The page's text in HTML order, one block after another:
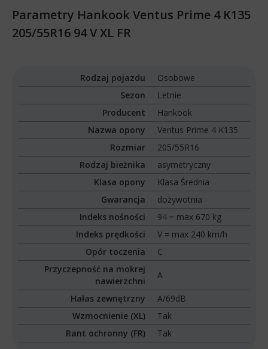
Parametry Hankook Ventus Prime 4 K135
205/55R16 94 V XL FR
Rodzaj pojazdu
Osobowe
Sezon
Letnie
Producent
Hankook
Nazwa opony
Ventus Prime 4 K135
Rozmiar
205/55R16
Rodzaj bieżnika
asymetryczny
Klasa opony
Klasa Średnia
Gwarancja
dożywotnia
Indeks nośności
94 = max 670 kg
Indeks prędkości
V = max 240 km/h
Opór toczenia
C
Przyczepność na mokrej
nawierzchni
A
Hałas zewnętrzny
A/69dB
Wzmocnienie (XL)
Tak
Rant ochronny (FR)
Tak